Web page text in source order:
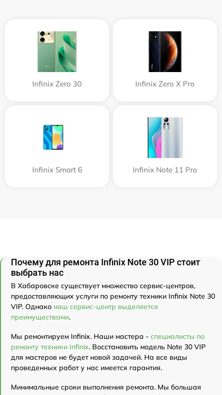
Infinix Zero 30 Infinix Zero X Pro
Infinix Smart 6 Infinix Note 11 Pro
Почему для ремонта Infinix Note 30 VIP стоит
выбрать нас
В Хабаровске существует множество сервис-центров,
предоставляющих услуги по ремонту техники Infinix Note 30
VIP. Однако наш сервис-центр выделяется
преимуществами.
Мы ремонтируем Infinix. Наши мастера - специалисты по
ремонту техники Infinix. Восстановить модель Note 30 VIP
для мастеров не будет новой задачей. На все виды
проведенных работ у нас имеется гарантия.
Минимальные сроки выполнения ремонта. Мы большая